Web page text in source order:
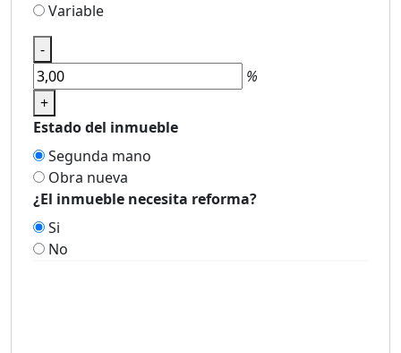
Variable
-
%
+
Estado del inmueble
Segunda mano
Obra nueva
¿El inmueble necesita reforma?
Si
No